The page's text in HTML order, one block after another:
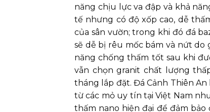
năng chịu lực va đập và khả
tế nhưng có độ xốp cao, dễ
của sân vườn; trong khi đó đá
sẽ dễ bị rêu mốc bám và nứt do
năng chống thấm tốt sau khi
vẫn chọn granit chất lượng
tháng lắp đặt. Đá Cảnh Thiên
từ các mỏ uy tín tại Việt Nam
thấm nano hiện đại để đảm